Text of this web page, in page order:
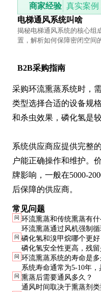
商家经验 真实案例
电梯通风系统叫啥
揭秘电梯通风系统的核心组
置，解析如何保障密闭空间
B2B采购指南
采购环流熏蒸系统时，
类型选择合适的设备规
和杀虫效果，磷化氢是
系统供应商应提供完整
户能正确操作和维护。
牌影响，一般在5000-
后保障的供应商。
常见问题
问 环流熏蒸和传统熏蒸有什
环流熏蒸通过风机强制
高，所需时间更短。传
差。
问 磷化氢和溴甲烷哪个更好
磷化氢安全性更高，残
虫谱广，但对人体毒性较
问 环流熏蒸系统的寿命是多
系统寿命通常为5-10年
期检查和保养可显著延长
问 熏蒸后需要通风多久？
通风时间取决于熏蒸剂